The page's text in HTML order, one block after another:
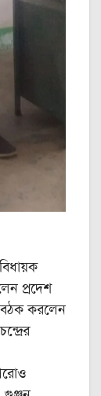
প্রদেশ
করলেন